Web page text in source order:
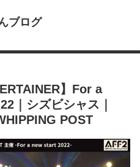
ブログ
】For a
｜シズビシャス｜
POST